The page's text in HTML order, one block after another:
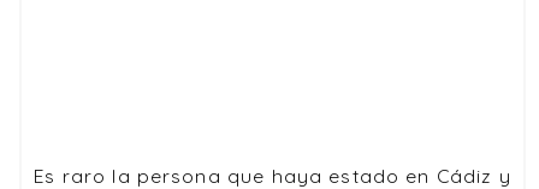
Es raro la persona que haya estado en Cádiz y